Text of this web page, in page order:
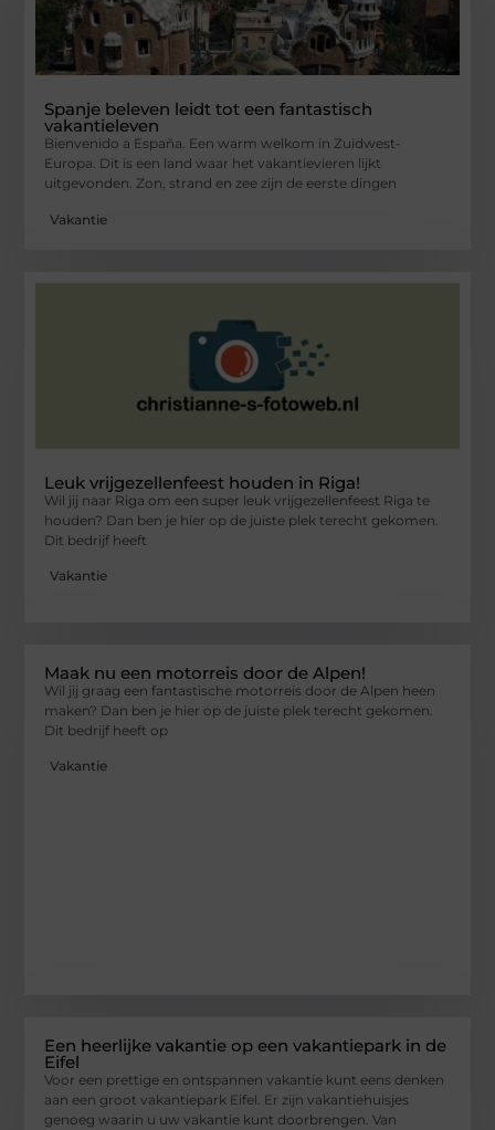
Spanje beleven leidt tot een fantastisch
vakantieleven
Bienvenido a España. Een warm welkom in Zuidwest-
Europa. Dit is een land waar het vakantievieren lijkt
uitgevonden. Zon, strand en zee zijn de eerste dingen
Vakantie
Leuk vrijgezellenfeest houden in Riga!
Wil jij naar Riga om een super leuk vrijgezellenfeest Riga te
houden? Dan ben je hier op de juiste plek terecht gekomen.
Dit bedrijf heeft
Vakantie
Maak nu een motorreis door de Alpen!
Wil jij graag een fantastische motorreis door de Alpen heen
maken? Dan ben je hier op de juiste plek terecht gekomen.
Dit bedrijf heeft op
Vakantie
Een heerlijke vakantie op een vakantiepark in de
Eifel
Voor een prettige en ontspannen vakantie kunt eens denken
aan een groot vakantiepark Eifel. Er zijn vakantiehuisjes
genoeg waarin u uw vakantie kunt doorbrengen. Van